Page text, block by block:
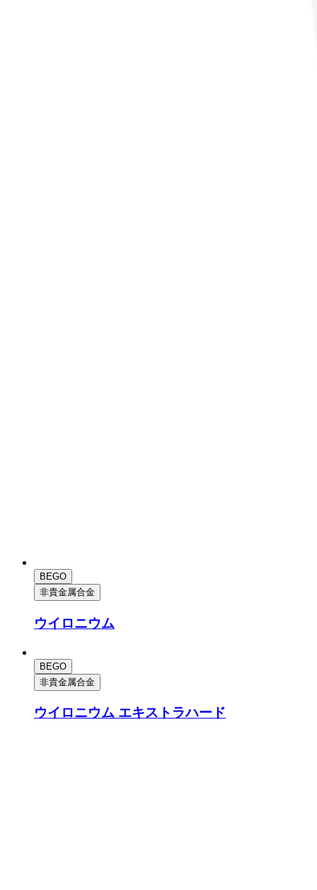
BEGO
非貴金属合金
ウイロニウム
BEGO
非貴金属合金
ウイロニウム エキストラハード